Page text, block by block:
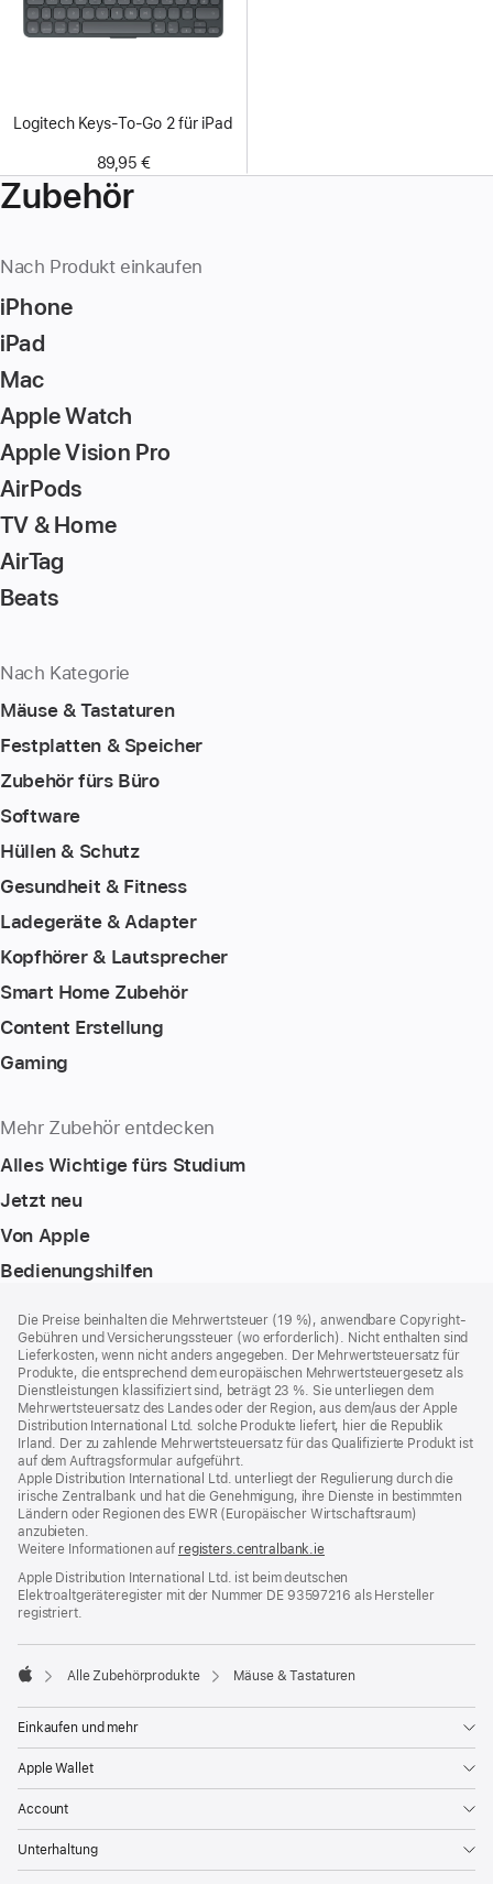
Logitech Keys-To-Go 2 für iPad
89,95 €
Zubehör
Nach Produkt einkaufen
iPhone
iPad
Mac
Apple Watch
Apple Vision Pro
AirPods
TV & Home
AirTag
Beats
Nach Kategorie
Mäuse & Tastaturen
Festplatten & Speicher
Zubehör fürs Büro
Software
Hüllen & Schutz
Gesundheit & Fitness
Ladegeräte & Adapter
Kopfhörer & Lautsprecher
Smart Home Zubehör
Content Erstellung
Gaming
Mehr Zubehör entdecken
Alles Wichtige fürs Studium
Jetzt neu
Von Apple
Bedienungshilfen
Die Preise beinhalten die Mehrwertsteuer (19 %), anwendbare Copyright-
Gebühren und Versicherungssteuer (wo erforderlich). Nicht enthalten sind
Lieferkosten, wenn nicht anders angegeben. Der Mehrwertsteuersatz für
Produkte, die entsprechend dem europäischen Mehrwertsteuergesetz als
Dienstleistungen klassifiziert sind, beträgt 23 %. Sie unterliegen dem
Mehrwertsteuersatz des Landes oder der Region, aus dem/aus der Apple
Distribution International Ltd. solche Produkte liefert, hier die Republik
Irland. Der zu zahlende Mehrwertsteuersatz für das Qualifizierte Produkt ist
auf dem Auftragsformular aufgeführt.
Apple Distribution International Ltd. unterliegt der Regulierung durch die
irische Zentralbank und hat die Genehmigung, ihre Dienste in bestimmten
Ländern oder Regionen des EWR (Europäischer Wirtschaftsraum)
anzubieten.
Weitere Informationen auf registers.centralbank.ie
Apple Distribution International Ltd. ist beim deutschen
Elektroaltgeräteregister mit der Nummer DE 93597216 als Hersteller
registriert.
Alle Zubehörprodukte Mäuse & Tastaturen
Einkaufen und mehr
Apple Wallet
Account
Unterhaltung